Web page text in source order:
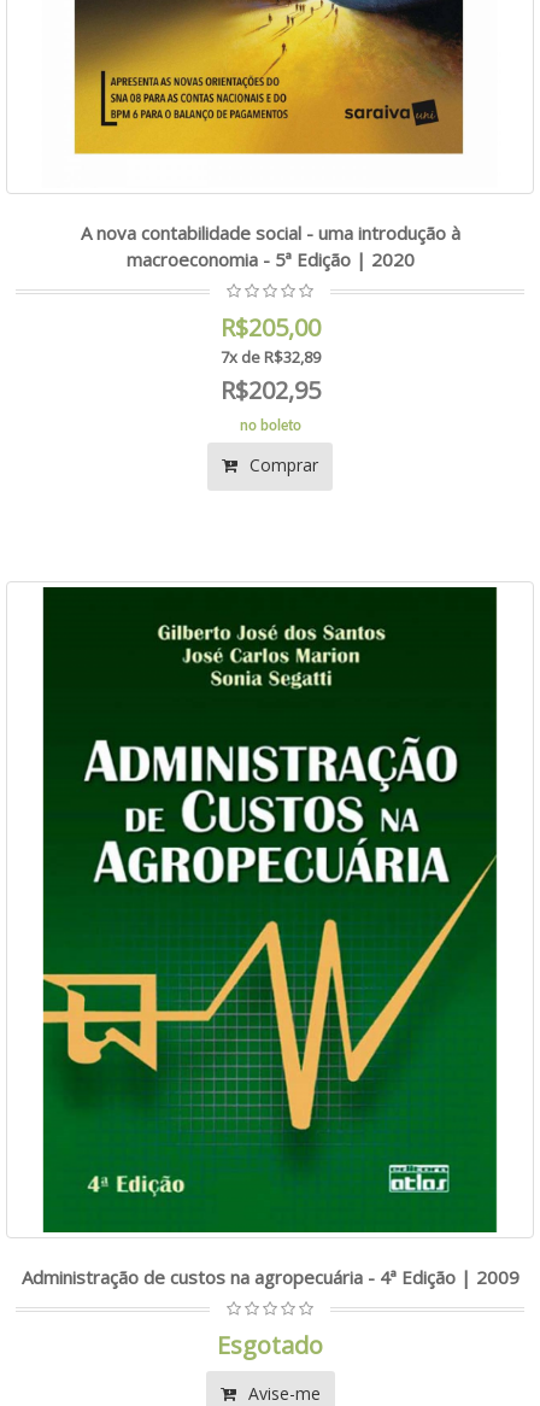
A nova contabilidade social - uma introdução à
macroeconomia - 5ª Edição | 2020
R$205,00
7x de R$32,89
R$202,95
no boleto
Comprar
Administração de custos na agropecuária - 4ª Edição | 2009
Esgotado
Avise-me